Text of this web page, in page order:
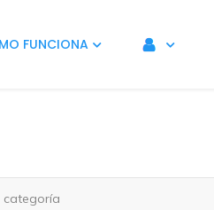
FUNCIONA
categoría